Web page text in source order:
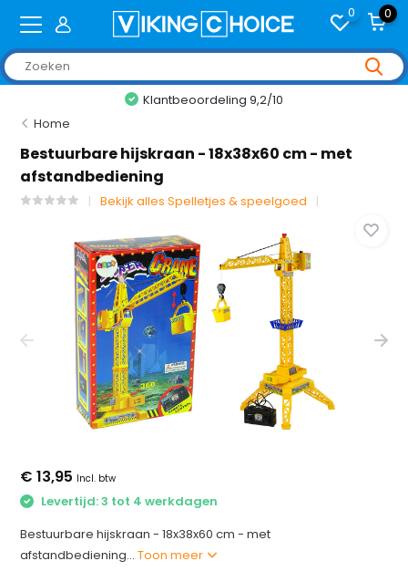
0 0
Klantbeoordeling 9,2/10
Home
Bestuurbare hijskraan - 18x38x60 cm - met
afstandbediening
Bekijk alles Spelletjes & speelgoed
€ 13,95 Incl. btw
Levertijd: 3 tot 4 werkdagen
Bestuurbare hijskraan - 18x38x60 cm - met
afstandbediening...Toon meer